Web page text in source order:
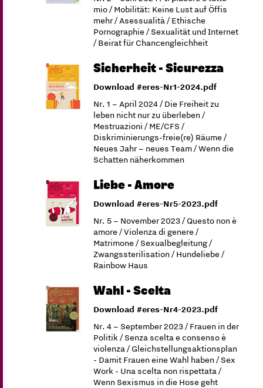
mio / Mobilität: Keine Lust auf Öffis
mehr / Asessualità / Ethische
Pornographie / Sexualität und Internet
/ Beirat für Chancengleichheit
Sicherheit - Sicurezza
Download #eres-Nr1-2024.pdf
Nr. 1 – April 2024 / Die Freiheit zu
leben nicht nur zu überleben /
Mestruazioni / ME/CFS /
Diskriminierungs-freie(re) Räume /
Neues Jahr – neues Team / Wenn die
Schatten näherkommen
Liebe - Amore
Download #eres-Nr5-2023.pdf
Nr. 5 – November 2023 / Questo non è
amore / Violenza di genere /
Matrimone / Sexualbegleitung /
Zwangssterilisation / Hundeliebe /
Rainbow Haus
Wahl - Scelta
Download #eres-Nr4-2023.pdf
Nr. 4 – September 2023 / Frauen in der
Politik / Senza scelta e consenso è
violenza / Gleichstellungsaktionsplan
- Damit Frauen eine Wahl haben / Sex
Work - Una scelta non rispettata /
Wenn Sexismus in die Hose geht